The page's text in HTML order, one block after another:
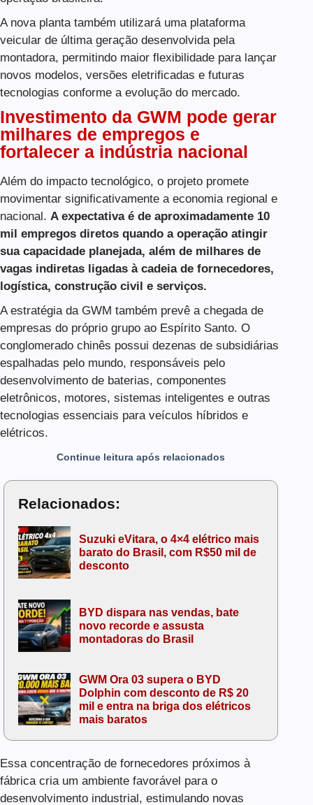
A nova planta também utilizará uma plataforma
veicular de última geração desenvolvida pela
montadora, permitindo maior flexibilidade para lançar
novos modelos, versões eletrificadas e futuras
tecnologias conforme a evolução do mercado.
Investimento da GWM pode gerar
milhares de empregos e
fortalecer a indústria nacional
Além do impacto tecnológico, o projeto promete
movimentar significativamente a economia regional e
nacional. A expectativa é de aproximadamente 10
mil empregos diretos quando a operação atingir
sua capacidade planejada, além de milhares de
vagas indiretas ligadas à cadeia de fornecedores,
logística, construção civil e serviços.
A estratégia da GWM também prevê a chegada de
empresas do próprio grupo ao Espírito Santo. O
conglomerado chinês possui dezenas de subsidiárias
espalhadas pelo mundo, responsáveis pelo
desenvolvimento de baterias, componentes
eletrônicos, motores, sistemas inteligentes e outras
tecnologias essenciais para veículos híbridos e
elétricos.
Continue leitura após relacionados
Relacionados:
Suzuki eVitara, o 4×4 elétrico mais
barato do Brasil, com R$50 mil de
desconto
BYD dispara nas vendas, bate
novo recorde e assusta
montadoras do Brasil
GWM Ora 03 supera o BYD
Dolphin com desconto de R$ 20
mil e entra na briga dos elétricos
mais baratos
Essa concentração de fornecedores próximos à
fábrica cria um ambiente favorável para o
desenvolvimento industrial, estimulando novas